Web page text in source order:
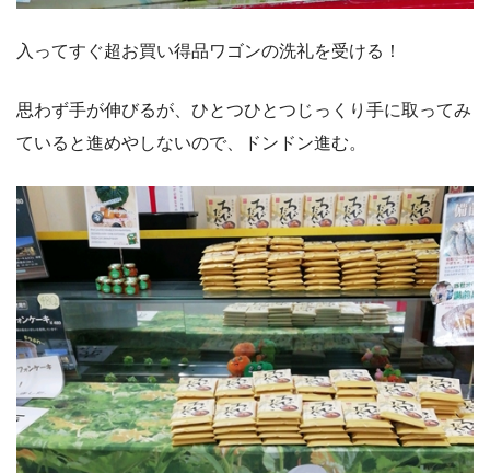
入ってすぐ超お買い得品ワゴンの洗礼を受ける！
思わず手が伸びるが、ひとつひとつじっくり手に取ってみ
ていると進めやしないので、ドンドン進む。